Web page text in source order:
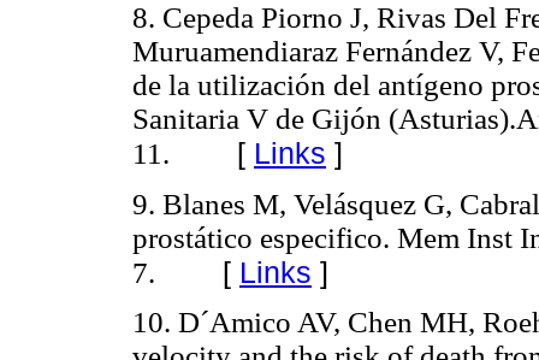
8. Cepeda Piorno J, Rivas Del
Muruamendiaraz Fernández V,
de la utilización del antígeno
Sanitaria V de Gijón
11. [ Links ]
9. Blanes M, Velásquez G,
prostático especifico. Mem Inst
7. [ Links ]
10. D´Amico AV, Chen MH,